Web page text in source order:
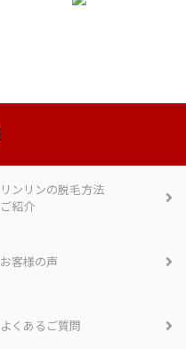
リンリンの脱毛方法
ご紹介
お客様の声
よくあるご質問